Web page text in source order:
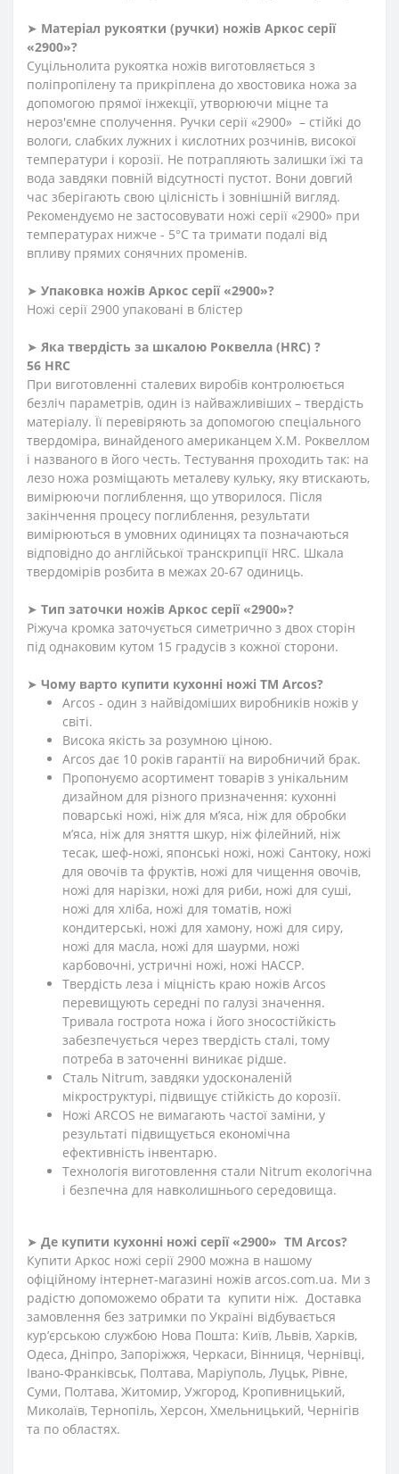
➤ Матеріал рукоятки (ручки) ножів Аркос серії
«2900»?
Суцільнолита рукоятка ножів виготовляється з
поліпропілену та прикріплена до хвостовика ножа за
допомогою прямої інжекції, утворюючи міцне та
нероз'ємне сполучення. Ручки серії «2900» – стійкі до
вологи, слабких лужних і кислотних розчинів, високої
температури і корозії. Не потрапляють залишки їжі та
вода завдяки повній відсутності пустот. Вони довгий
час зберігають свою цілісність і зовнішній вигляд.
Рекомендуємо не застосовувати ножі серії «2900» при
температурах нижче - 5°С та тримати подалі від
впливу прямих сонячних променів.
➤ Упаковка ножів Аркос серії «2900»?
Ножі серії 2900 упаковані в блістер
➤ Яка твердість за шкалою Роквелла (HRC) ?
56 HRC
При виготовленні сталевих виробів контролюється
безліч параметрів, один із найважливіших – твердість
матеріалу. Її перевіряють за допомогою спеціального
твердоміра, винайденого американцем Х.М. Роквеллом
і названого в його честь. Тестування проходить так: на
лезо ножа розміщають металеву кульку, яку втискають,
вимірюючи поглиблення, що утворилося. Після
закінчення процесу поглиблення, результати
вимірюються в умовних одиницях та позначаються
відповідно до англійської транскрипції HRC. Шкала
твердомірів розбита в межах 20-67 одиниць.
➤ Тип заточки ножів Аркос серії «2900»?
Ріжуча кромка заточується симетрично з двох сторін
під однаковим кутом 15 градусів з кожної сторони.
➤ Чому варто купити кухонні ножі ТМ Arcos?
Arcos - один з найвідоміших виробників ножів у
світі.
Висока якість за розумною ціною.
Arcos дає 10 років гарантії на виробничий брак.
Пропонуємо асортимент товарів з унікальним
дизайном для різного призначення: кухонні
поварські ножі, ніж для м’яса, ніж для обробки
м’яса, ніж для зняття шкур, ніж філейний, ніж
тесак, шеф-ножі, японські ножі, ножі Сантоку, ножі
для овочів та фруктів, ножі для чищення овочів,
ножі для нарізки, ножі для риби, ножі для суші,
ножі для хліба, ножі для томатів, ножі
кондитерські, ножі для хамону, ножі для сиру,
ножі для масла, ножі для шаурми, ножі
карбовочні, устричні ножі, ножі HACCP.
Твердість леза і міцність краю ножів Arcos
перевищують середні по галузі значення.
Тривала гострота ножа і його зносостійкість
забезпечується через твердість сталі, тому
потреба в заточенні виникає рідше.
Сталь Nitrum, завдяки удосконаленій
мікроструктурі, підвищує стійкість до корозії.
Ножі ARCOS не вимагають частої заміни, у
результаті підвищується економічна
ефективність інвентарю.
Технологія виготовлення стали Nitrum екологічна
і безпечна для навколишнього середовища.
➤ Де купити кухонні ножі серії «2900» ТМ Arcos?
Купити Аркос ножі серії 2900 можна в нашому
офіційному інтернет-магазині ножів arcos.com.ua. Ми з
радістю допоможемо обрати та купити ніж. Доставка
замовлення без затримки по Україні відбувається
кур’єрською службою Нова Пошта: Київ, Львів, Харків,
Одеса, Дніпро, Запоріжжя, Черкаси, Вінниця, Чернівці,
Івано-Франківськ, Полтава, Маріуполь, Луцьк, Рівне,
Суми, Полтава, Житомир, Ужгород, Кропивницький,
Миколаїв, Тернопіль, Херсон, Хмельницький, Чернігів
та по областях.